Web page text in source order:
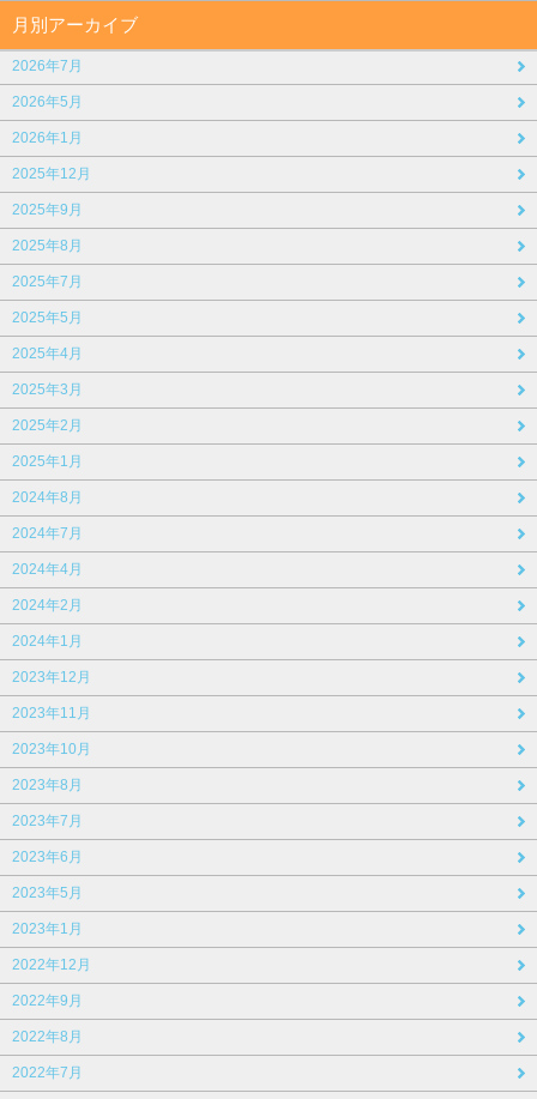
月別アーカイブ
2026年7月
2026年5月
2026年1月
2025年12月
2025年9月
2025年8月
2025年7月
2025年5月
2025年4月
2025年3月
2025年2月
2025年1月
2024年8月
2024年7月
2024年4月
2024年2月
2024年1月
2023年12月
2023年11月
2023年10月
2023年8月
2023年7月
2023年6月
2023年5月
2023年1月
2022年12月
2022年9月
2022年8月
2022年7月